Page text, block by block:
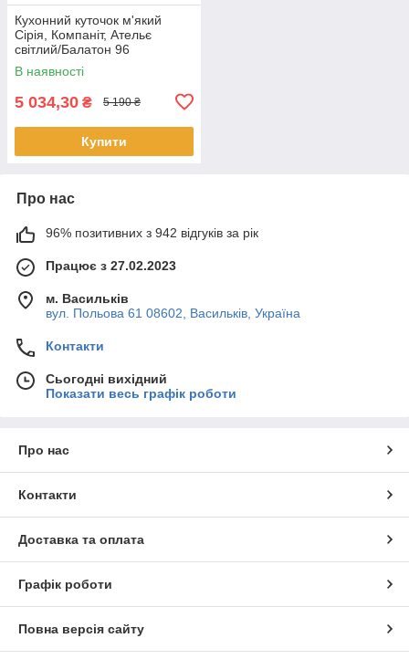
Кухонний куточок м'який
Сірія, Компаніт, Ательє
світлий/Балатон 96
В наявності
5 034,30 ₴ 5 190 ₴
Купити
Про нас
96% позитивних з 942 відгуків за рік
Працює з 27.02.2023
м. Васильків
вул. Польова 61 08602, Васильків, Україна
Контакти
Сьогодні вихідний
Показати весь графік роботи
Про нас
Контакти
Доставка та оплата
Графік роботи
Повна версія сайту